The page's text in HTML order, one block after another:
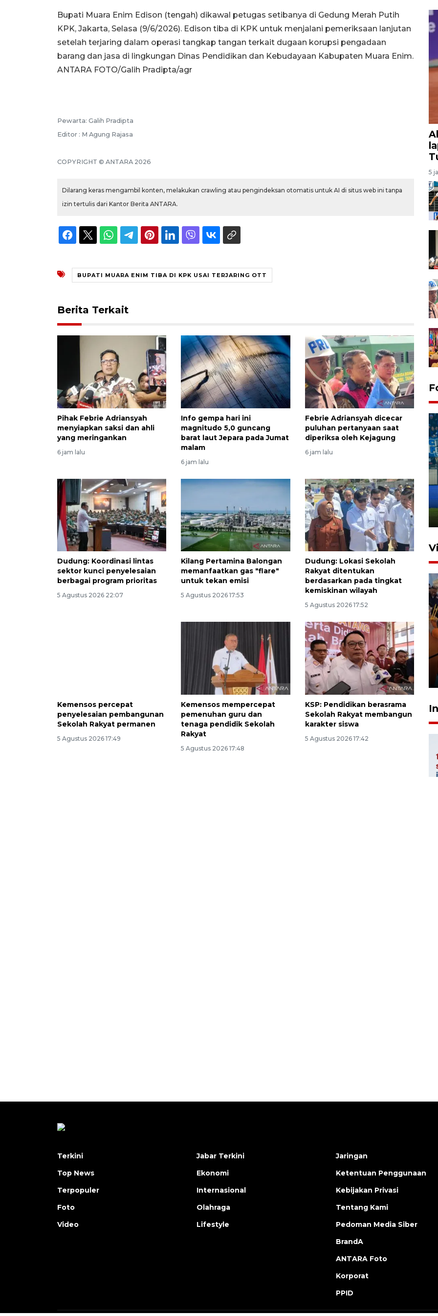
Bupati Muara Enim Edison (tengah) dikawal petugas setibanya di Gedung Merah Putih
KPK, Jakarta, Selasa (9/6/2026). Edison tiba di KPK untuk menjalani pemeriksaan lanjutan
setelah terjaring dalam operasi tangkap tangan terkait dugaan korupsi pengadaan
barang dan jasa di lingkungan Dinas Pendidikan dan Kebudayaan Kabupaten Muara Enim.
ANTARA FOTO/Galih Pradipta/agr
Pewarta: Galih Pradipta
Editor : M Agung Rajasa
COPYRIGHT © ANTARA 2026
Dilarang keras mengambil konten, melakukan crawling atau pengindeksan otomatis untuk AI di situs web ini tanpa
izin tertulis dari Kantor Berita ANTARA.
BUPATI MUARA ENIM TIBA DI KPK USAI TERJARING OTT
Berita Terkait
Pihak Febrie Adriansyah
menyiapkan saksi dan ahli
yang meringankan
6 jam lalu
Info gempa hari ini
magnitudo 5,0 guncang
barat laut Jepara pada Jumat
malam
6 jam lalu
Febrie Adriansyah dicecar
puluhan pertanyaan saat
diperiksa oleh Kejagung
6 jam lalu
Dudung: Koordinasi lintas
sektor kunci penyelesaian
berbagai program prioritas
5 Agustus 2026 22:07
Kilang Pertamina Balongan
memanfaatkan gas "flare"
untuk tekan emisi
5 Agustus 2026 17:53
Dudung: Lokasi Sekolah
Rakyat ditentukan
berdasarkan pada tingkat
kemiskinan wilayah
5 Agustus 2026 17:52
Kemensos percepat
penyelesaian pembangunan
Sekolah Rakyat permanen
5 Agustus 2026 17:49
Kemensos mempercepat
pemenuhan guru dan
tenaga pendidik Sekolah
Rakyat
5 Agustus 2026 17:48
KSP: Pendidikan berasrama
Sekolah Rakyat membangun
karakter siswa
5 Agustus 2026 17:42
5
Penutupan latihan bela negara
dan manajerial SPPI di
Balikpapan
31 Juli 2026 18:01
Taklukkan DPMM FC, Persib
amankan tiket semifinal Piala
Presiden
29 Juli 2026 01:36
Terkini
Top News
Terpopuler
Foto
Video
Jabar Terkini
Ekonomi
Internasional
Olahraga
Lifestyle
Jaringan
Ketentuan Penggunaan
Kebijakan Privasi
Tentang Kami
Pedoman Media Siber
BrandA
ANTARA Foto
Korporat
PPID